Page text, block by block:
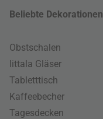
Beliebte Dekorationen
Obstschalen
Iittala Gläser
Tabletttisch
Kaffeebecher
Tagesdecken